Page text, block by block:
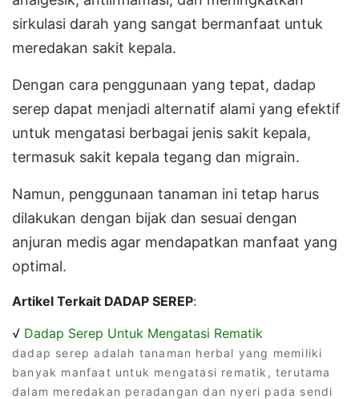
sirkulasi darah yang sangat bermanfaat untuk
meredakan sakit kepala.
Dengan cara penggunaan yang tepat, dadap
serep dapat menjadi alternatif alami yang efektif
untuk mengatasi berbagai jenis sakit kepala,
termasuk sakit kepala tegang dan migrain.
Namun, penggunaan tanaman ini tetap harus
dilakukan dengan bijak dan sesuai dengan
anjuran medis agar mendapatkan manfaat yang
optimal.
Artikel Terkait DADAP SEREP:
√ Dadap Serep Untuk Mengatasi Rematik
dadap serep adalah tanaman herbal yang memiliki
banyak manfaat untuk mengatasi rematik, terutama
dalam meredakan peradangan dan nyeri pada sendi